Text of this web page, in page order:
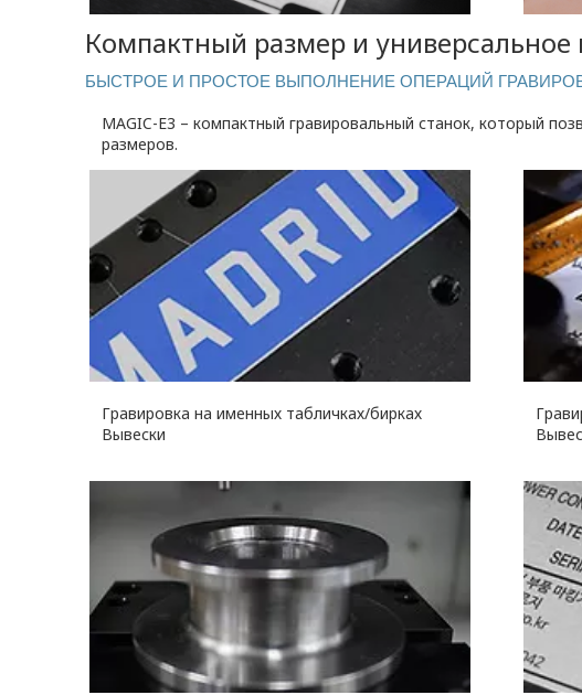
Компактный размер и
БЫСТРОЕ И ПРОСТОЕ ВЫПОЛНЕНИЕ ОПЕРАЦИЙ
MAGIC-E3 – компактный гравировальный станок, который
размеров.
Гравировка на именных табличках/бирках
Вывески